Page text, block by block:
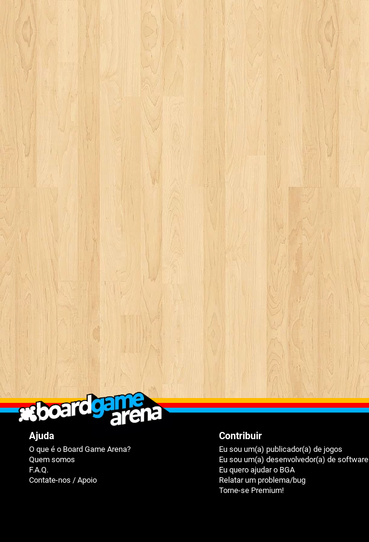
Ajuda
O que é o Board Game Arena?
Quem somos
F.A.Q.
Contate-nos / Apoio
Contribuir
Eu sou um(a) publicador(a) de jogos
Eu sou um(a) desenvolvedor(a) de software
Eu quero ajudar o BGA
Relatar um problema/bug
Torne-se Premium!